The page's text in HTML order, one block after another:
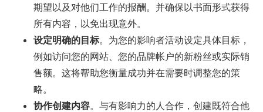
期望以及对他们工作的报酬。并确保以书面形式获得
所有内容，以免出现意外。
设定明确的目标。为您的影响者活动设定具体目标，
例如访问您的网站、您的品牌帐户的新粉丝或实际销
售额。这将帮助您衡量成功并在需要时调整您的策
略。
协作创建内容。与有影响力的人合作，创建既符合他